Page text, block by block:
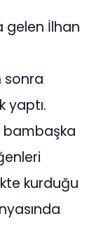
gelen İlhan
sonra
yaptı.
bambaşka
kurduğu